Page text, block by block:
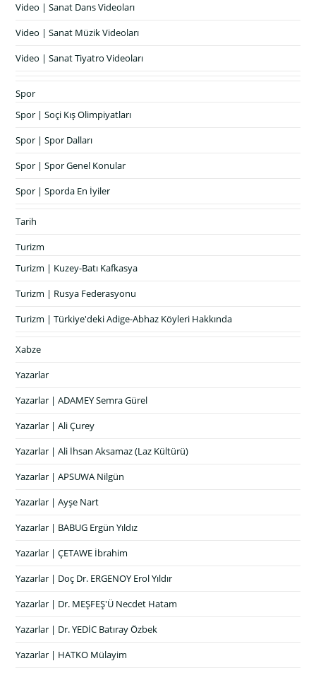
Video | Sanat Dans Videoları
Video | Sanat Müzik Videoları
Video | Sanat Tiyatro Videoları
Spor
Spor | Soçi Kış Olimpiyatları
Spor | Spor Dalları
Spor | Spor Genel Konular
Spor | Sporda En İyiler
Tarih
Turizm
Turizm | Kuzey-Batı Kafkasya
Turizm | Rusya Federasyonu
Turizm | Türkiye'deki Adige-Abhaz Köyleri Hakkında
Xabze
Yazarlar
Yazarlar | ADAMEY Semra Gürel
Yazarlar | Ali Çurey
Yazarlar | Ali İhsan Aksamaz (Laz Kültürü)
Yazarlar | APSUWA Nilgün
Yazarlar | Ayşe Nart
Yazarlar | BABUG Ergün Yıldız
Yazarlar | ÇETAWE İbrahim
Yazarlar | Doç Dr. ERGENOY Erol Yıldır
Yazarlar | Dr. MEŞFEŞ'Ü Necdet Hatam
Yazarlar | Dr. YEDİC Batıray Özbek
Yazarlar | HATKO Mülayim